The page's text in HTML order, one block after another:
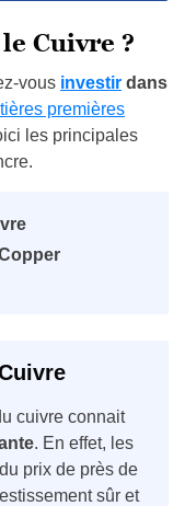
Cuivre ?
vous investir dans
premières
les principales
cuivre connait
. En effet, les
prix de près de
sûr et